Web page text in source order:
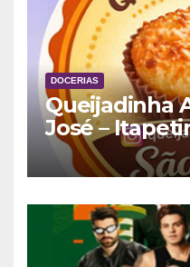
DOCERIAS
Queijadinha
José –